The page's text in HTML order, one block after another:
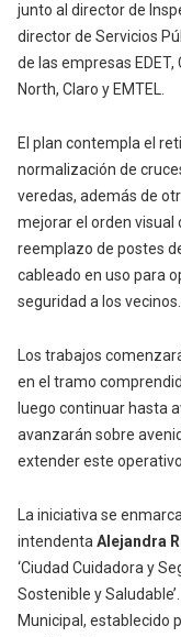
junto al director de
director de Servicios
de las empresas EDET,
North, Claro y EMTEL.
El plan contempla el
normalización de
veredas, además de
mejorar el orden visual
reemplazo de postes
cableado en uso para
seguridad a los vecinos.
Los trabajos
en el tramo
luego continuar hasta
avanzarán sobre
extender este
La iniciativa se
intendentaAlejandra
‘Ciudad Cuidadora y
Sostenible y
Municipal, establecido